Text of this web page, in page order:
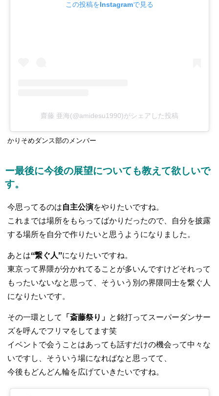
この投稿をInstagramで見る
齋藤 亜海(@amidesu1990)がシェアした投稿
かりそめダンス部のメンバー
ー最後に今後の展望についても教えて欲しいで
す。
今思ってるのは自主公演をやりたいですね。
これまでは場所をもらってばかりだったので、自分を披露
する場所を自分で作りたいと思うようになりました。
あとは“繋ぐ人”になりたいですね。
東京って界隈が分かれてることが多いんですけどそれって
もったいないなと思って、そういう別の界隈同士を繋ぐ人
になりたいです。
その一環として 「斎藤祭り」 と銘打ってスーパーダンサー
ズを呼んでフリマをしてます笑
イベントで会うことはあっても話すだけの機会って中々な
いですし、そういう場になればなと思ってて、
今後もどんどん輪を広げていきたいですね。